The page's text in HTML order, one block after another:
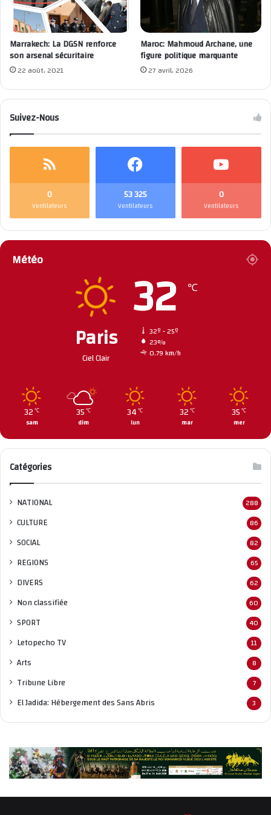
OCP/ Exportation d'engrais: le leader marocain OCP
Marrakech: La DGSN renforce
son arsenal sécuritaire
22 août، 2021
Maroc: Mahmoud Archane, une
figure politique marquante
27 avril، 2026
Suivez-Nous
0
Ventilateurs
53 325
Ventilateurs
0
Ventilateurs
Météo
Paris
Ciel Clair
32 ℃
32º - 25º
23%
0.79 km/h
32 ℃
sam
35 ℃
dim
34 ℃
lun
32 ℃
mar
35 ℃
mer
Catégories
NATIONAL 288
CULTURE 86
SOCIAL 82
REGIONS 65
DIVERS 62
Non classifiée 60
SPORT 40
Letopecho TV 11
Arts 8
Tribune Libre 7
El Jadida: Hébergement des Sans Abris 3